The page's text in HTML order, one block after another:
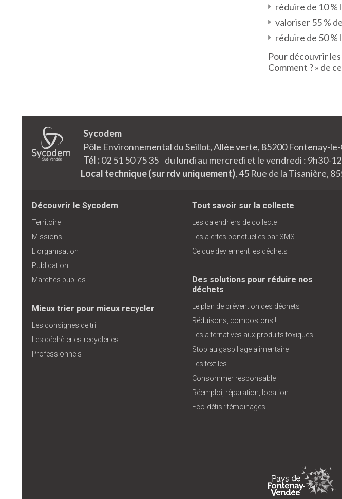
réduire de 10 %
valoriser 55 %
réduire de 50 %
Pour découvrir
Comment ? » de
Sycodem
Pôle Environnemental du Seillot, Allée verte, 85200 Fontenay-
Tél :02 51 50 75 35 du lundi au mercredi et le vendredi : 9h30-
Local technique (sur rdv uniquement), 45 Rue de la Tisanière,
Découvrir le Sycodem
Territoire
Missions
L'organisation
Publication
Marchés publics
Mieux trier pour mieux recycler
Les consignes de tri
Les déchèteries-recycleries
Professionnels
Tout savoir sur la collecte
Les calendriers de collecte
Les alertes ponctuelles par SMS
Ce que deviennent les déchets
Des solutions pour réduire nos
déchets
Le plan de prévention des déchets
Réduisons, compostons !
Les alternatives aux produits toxiques
Stop au gaspillage alimentaire
Les textiles
Consommer responsable
Réemploi, réparation, location
Eco-défis : témoinages